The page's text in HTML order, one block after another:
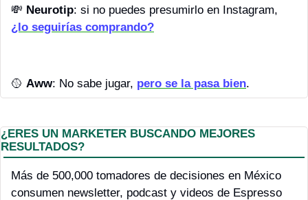
💸 Neurotip
¿lo seguirías comprando?
🥎 Aww: No sabe jugar, pero se la pasa bien.
¿ERES UN MARKETER BUSCANDO MEJORES
RESULTADOS?
Más de 500,000 tomadores de decisiones en México
consumen newsletter, podcast y videos de Espresso